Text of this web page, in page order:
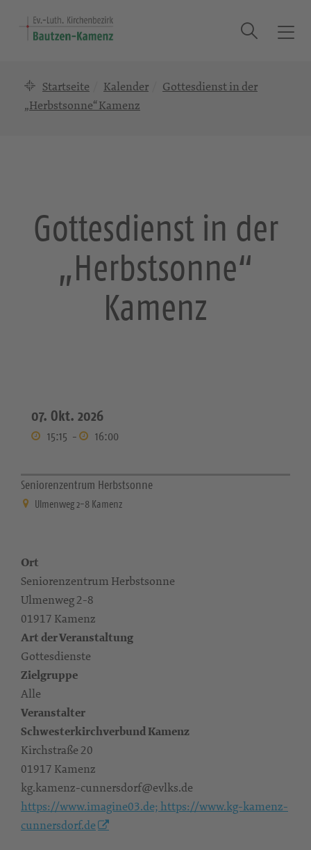
T
Suche
Startseite Kalender
Gottesdienst in der
„Herbstsonne“ Kamenz
Gottesdienst in der
„Herbstsonne“
Kamenz
07. Okt. 2026
15:15 - 16:00
Seniorenzentrum Herbstsonne
Ulmenweg 2-8 Kamenz
Ort
Seniorenzentrum Herbstsonne
Ulmenweg 2-8
01917 Kamenz
Art der Veranstaltung
Gottesdienste
Zielgruppe
Alle
Veranstalter
Schwesterkirchverbund Kamenz
Kirchstraße 20
01917 Kamenz
kg.kamenz-cunnersdorf@evlks.de
https://www.imagine03.de; https://www.kg-kamenz-
cunnersdorf.de